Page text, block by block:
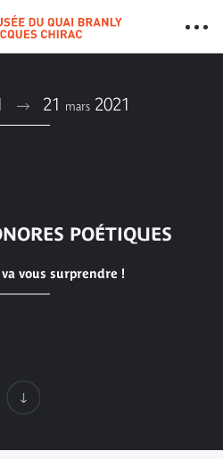
21 mars 2021
POÉTIQUES
vous surprendre !